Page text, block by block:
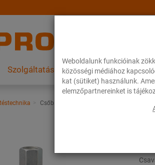
Weboldalunk funkcióinak
közösségi médiához
kat (sütiket) használunk.
elemzőpartnereinket is
Szolgáltatások Megoldások A
Csőbilincsek